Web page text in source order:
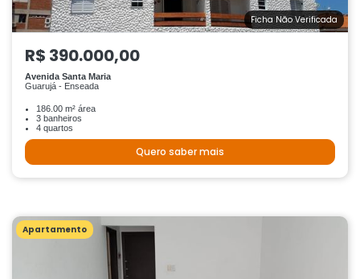
Ficha Não Verificada
R$ 390.000,00
Avenida Santa Maria
Guarujá - Enseada
186.00 m² área
3 banheiros
4 quartos
Quero saber mais
Apartamento